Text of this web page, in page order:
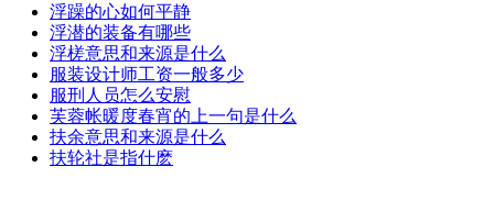
浮躁的心如何平静
浮潜的装备有哪些
浮槎意思和来源是什么
服装设计师工资一般多少
服刑人员怎么安慰
芙蓉帐暖度春宵的上一句是什么
扶余意思和来源是什么
扶轮社是指什麽